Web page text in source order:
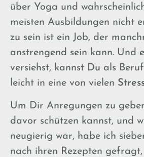
über Yoga und
meisten Ausbildungen nicht
zu sein ist ein Job, der
anstrengend sein kann. Und
versiehst, kannst Du als
leicht in eine von vielen
Um Dir Anregungen zu
davor schützen kannst, und
neugierig war, habe ich
nach ihren Rezepten gefragt,